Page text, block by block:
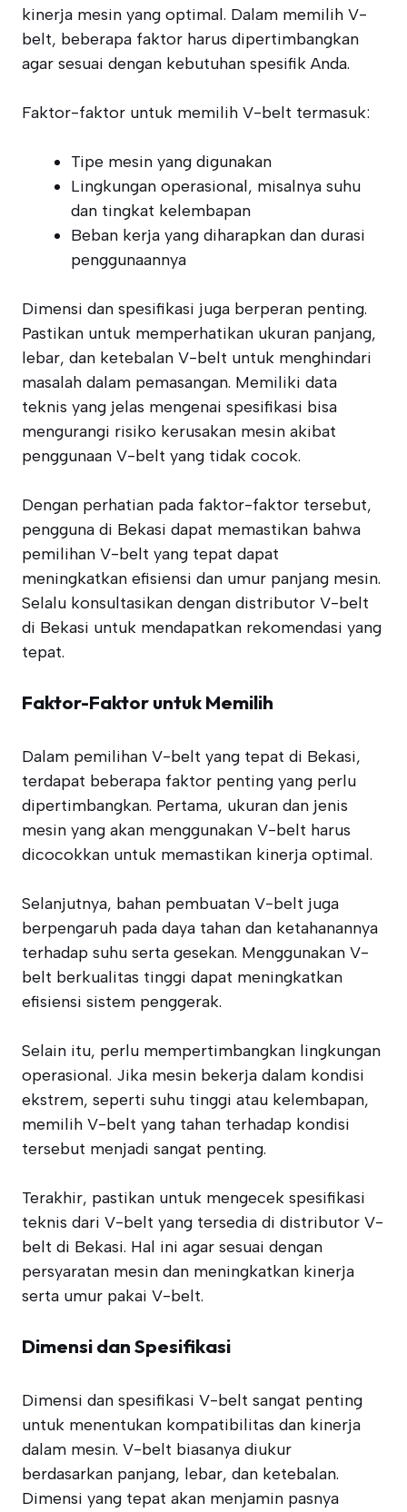
kinerja mesin yang optimal. Dalam memilih V-
belt, beberapa faktor harus dipertimbangkan
agar sesuai dengan kebutuhan spesifik Anda.
Faktor-faktor untuk memilih V-belt termasuk:
Tipe mesin yang digunakan
Lingkungan operasional, misalnya suhu
dan tingkat kelembapan
Beban kerja yang diharapkan dan durasi
penggunaannya
Dimensi dan spesifikasi juga berperan penting.
Pastikan untuk memperhatikan ukuran panjang,
lebar, dan ketebalan V-belt untuk menghindari
masalah dalam pemasangan. Memiliki data
teknis yang jelas mengenai spesifikasi bisa
mengurangi risiko kerusakan mesin akibat
penggunaan V-belt yang tidak cocok.
Dengan perhatian pada faktor-faktor tersebut,
pengguna di Bekasi dapat memastikan bahwa
pemilihan V-belt yang tepat dapat
meningkatkan efisiensi dan umur panjang mesin.
Selalu konsultasikan dengan distributor V-belt
di Bekasi untuk mendapatkan rekomendasi yang
tepat.
Faktor-Faktor untuk Memilih
Dalam pemilihan V-belt yang tepat di Bekasi,
terdapat beberapa faktor penting yang perlu
dipertimbangkan. Pertama, ukuran dan jenis
mesin yang akan menggunakan V-belt harus
dicocokkan untuk memastikan kinerja optimal.
Selanjutnya, bahan pembuatan V-belt juga
berpengaruh pada daya tahan dan ketahanannya
terhadap suhu serta gesekan. Menggunakan V-
belt berkualitas tinggi dapat meningkatkan
efisiensi sistem penggerak.
Selain itu, perlu mempertimbangkan lingkungan
operasional. Jika mesin bekerja dalam kondisi
ekstrem, seperti suhu tinggi atau kelembapan,
memilih V-belt yang tahan terhadap kondisi
tersebut menjadi sangat penting.
Terakhir, pastikan untuk mengecek spesifikasi
teknis dari V-belt yang tersedia di distributor V-
belt di Bekasi. Hal ini agar sesuai dengan
persyaratan mesin dan meningkatkan kinerja
serta umur pakai V-belt.
Dimensi dan Spesifikasi
Dimensi dan spesifikasi V-belt sangat penting
untuk menentukan kompatibilitas dan kinerja
dalam mesin. V-belt biasanya diukur
berdasarkan panjang, lebar, dan ketebalan.
Dimensi yang tepat akan menjamin pasnya